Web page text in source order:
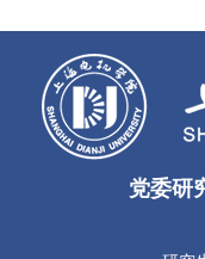
党委研